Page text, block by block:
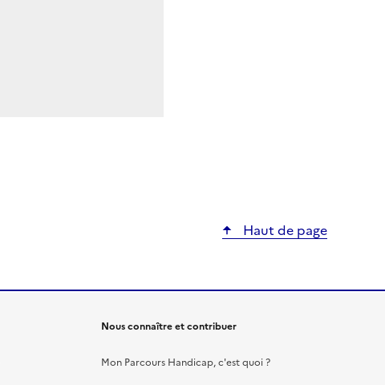
Haut de page
Nous connaître et contribuer
Mon Parcours Handicap, c'est quoi ?